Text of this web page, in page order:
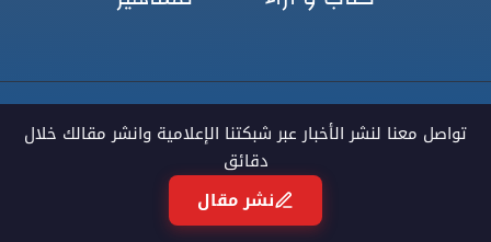
تواصل معنا لنشر الأخبار عبر شبكتنا الإعلامية وانشر مقالك خلال
دقائق
نشر مقال